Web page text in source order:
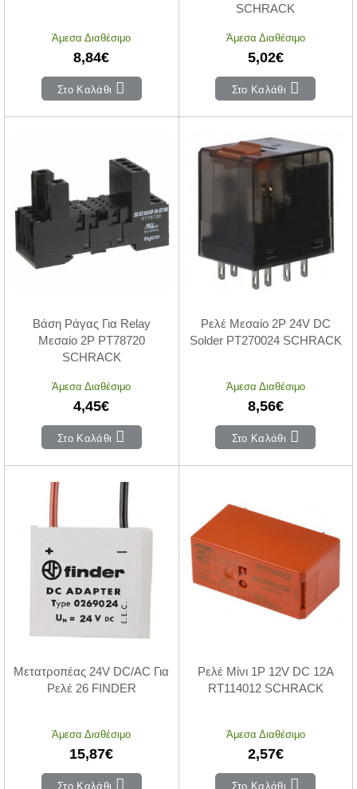
Άμεσα Διαθέσιμο
8,84€
Στο Καλάθι
SCHRACK
Άμεσα Διαθέσιμο
5,02€
Στο Καλάθι
Βάση Ράγας Για Relay
Μεσαίο 2P PT78720
SCHRACK
Άμεσα Διαθέσιμο
4,45€
Στο Καλάθι
Ρελέ Μεσαίο 2P 24V DC
Solder PT270024 SCHRACK
Άμεσα Διαθέσιμο
8,56€
Στο Καλάθι
Μετατροπέας 24V DC/AC Για
Ρελέ 26 FINDER
Άμεσα Διαθέσιμο
15,87€
Στο Καλάθι
Ρελέ Μίνι 1P 12V DC 12A
RT114012 SCHRACK
Άμεσα Διαθέσιμο
2,57€
Στο Καλάθι